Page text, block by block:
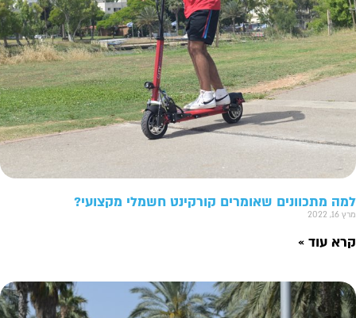
למה מתכוונים שאומרים קורקינט חשמלי מקצועי?
מרץ 16, 2022
קרא עוד »